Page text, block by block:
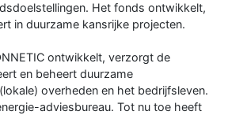
Het fonds ontwikkelt,
in duurzame kansrijke projecten.
ontwikkelt, verzorgt de
en beheert duurzame
overheden en het bedrijfsleven.
adviesbureau. Tot nu toe heeft